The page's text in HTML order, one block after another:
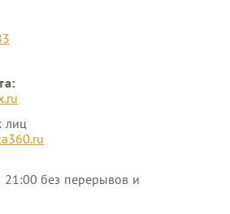
лиц
без перерывов и